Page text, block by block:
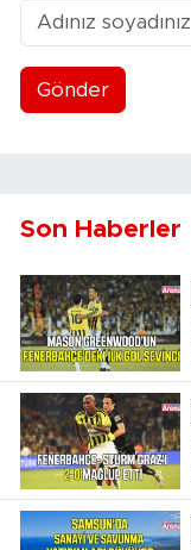
Gönder
Son Haberler